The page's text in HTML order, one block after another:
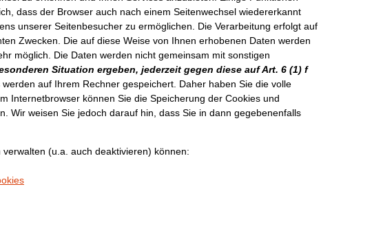
dass der Browser auch nach einem Seitenwechsel wiedererkannt
unserer Seitenbesucher zu ermöglichen. Die Verarbeitung erfolgt auf
Zwecken. Die auf diese Weise von Ihnen erhobenen Daten werden
möglich. Die Daten werden nicht gemeinsam mit sonstigen
Situation ergeben, jederzeit gegen diese auf Art. 6 (1) f
werden auf Ihrem Rechner gespeichert. Daher haben Sie die volle
Internetbrowser können Sie die Speicherung der Cookies und
Wir weisen Sie jedoch darauf hin, dass Sie in dann gegebenenfalls
(u.a. auch deaktivieren) können: